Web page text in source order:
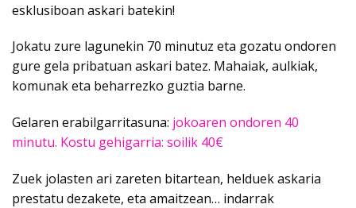
esklusiboan askari batekin!
Jokatu zure lagunekin 70 minutuz eta gozatu ondoren
gure gela pribatuan askari batez. Mahaiak, aulkiak,
komunak eta beharrezko guztia barne.
Gelaren erabilgarritasuna: jokoaren ondoren 40
minutu. Kostu gehigarria: soilik 40€
Zuek jolasten ari zareten bitartean, helduek askaria
prestatu dezakete, eta amaitzean… indarrak